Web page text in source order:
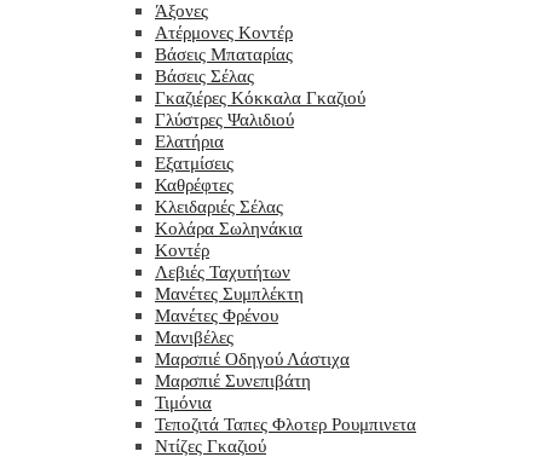
Άξονες
Ατέρμονες Κοντέρ
Βάσεις Μπαταρίας
Βάσεις Σέλας
Γκαζιέρες Κόκκαλα Γκαζιού
Γλύστρες Ψαλιδιού
Ελατήρια
Εξατμίσεις
Καθρέφτες
Κλειδαριές Σέλας
Κολάρα Σωληνάκια
Κοντέρ
Λεβιές Ταχυτήτων
Μανέτες Συμπλέκτη
Μανέτες Φρένου
Μανιβέλες
Μαρσπιέ Οδηγού Λάστιχα
Μαρσπιέ Συνεπιβάτη
Τιμόνια
Τεποζιτά Ταπες Φλοτερ Ρουμπινετα
Ντίζες Γκαζιού